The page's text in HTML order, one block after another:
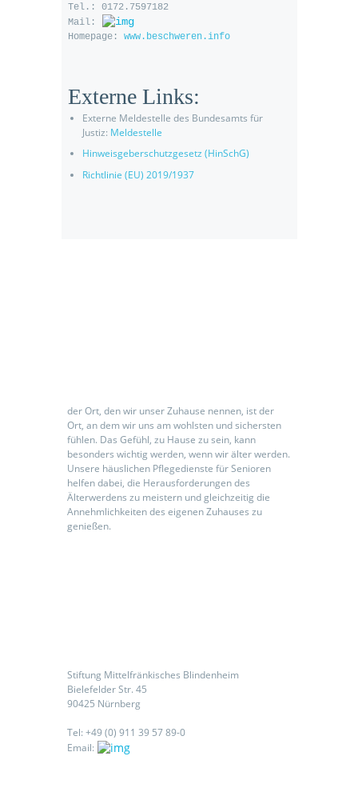
Tel.: 0172.7597182
Mail:
Homepage: www.beschweren.info
Externe Links:
Externe Meldestelle des Bundesamts für
Justiz: Meldestelle
Hinweisgeberschutzgesetz (HinSchG)
Richtlinie (EU) 2019/1937
der Ort, den wir unser Zuhause nennen, ist der
Ort, an dem wir uns am wohlsten und sichersten
fühlen. Das Gefühl, zu Hause zu sein, kann
besonders wichtig werden, wenn wir älter werden.
Unsere häuslichen Pflegedienste für Senioren
helfen dabei, die Herausforderungen des
Älterwerdens zu meistern und gleichzeitig die
Annehmlichkeiten des eigenen Zuhauses zu
genießen.
Stiftung Mittelfränkisches Blindenheim
Bielefelder Str. 45
90425 Nürnberg
Tel: +49 (0) 911 39 57 89-0
Email: